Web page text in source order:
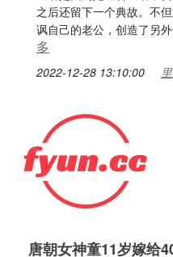
之后还留下一个典故。不
讽自己的老公，创造了另
多
2022-12-28 13:10:00
唐朝女神童11岁嫁给